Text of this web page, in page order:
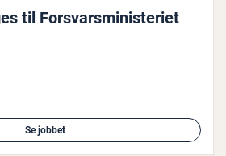
til For­svars­mi­ni­ste­ri­et
Se jobbet